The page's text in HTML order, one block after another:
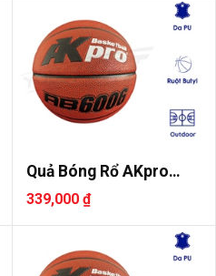
Quả Bóng Rổ AKpro
AB6006 Số ..
339,000 ₫